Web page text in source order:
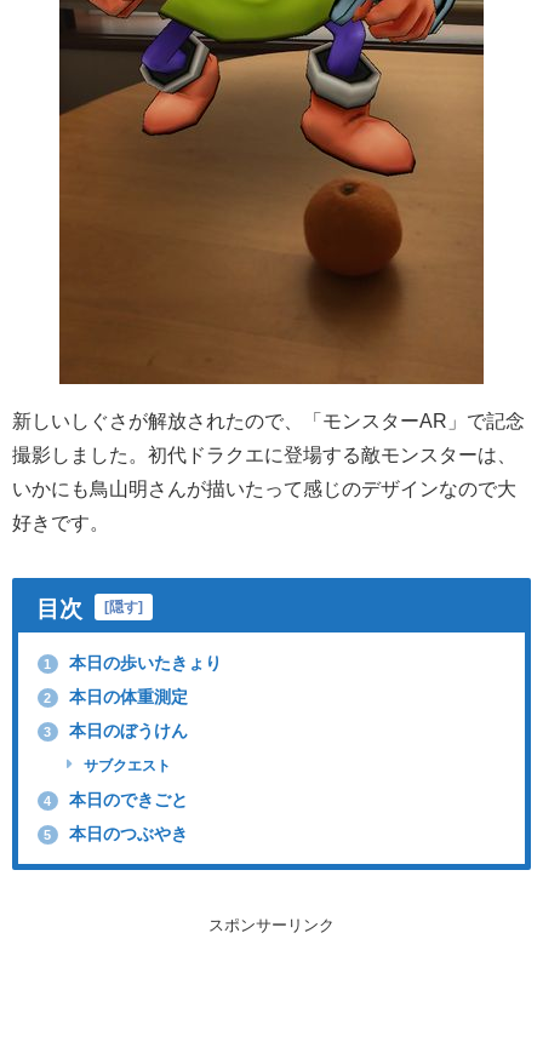
新しいしぐさが解放されたので、「モンスターAR」で記念
撮影しました。初代ドラクエに登場する敵モンスターは、
いかにも鳥山明さんが描いたって感じのデザインなので大
好きです。
目次 [隠す]
1 本日の歩いたきょり
2 本日の体重測定
3 本日のぼうけん
サブクエスト
4 本日のできごと
5 本日のつぶやき
スポンサーリンク